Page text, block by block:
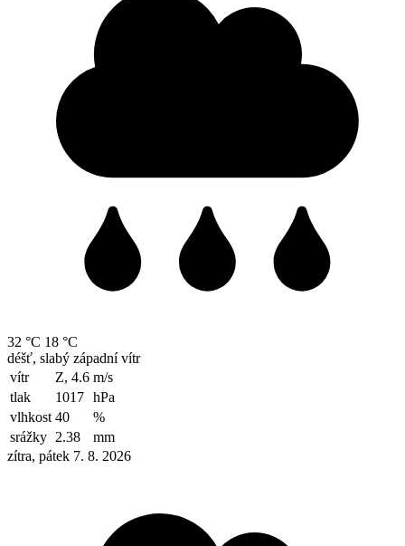
32 °C 18 °C
déšť, slabý západní vítr
vítr
Z, 4.6 m/s
tlak
1017 hPa
vlhkost 40
%
srážky 2.38
mm
zítra, pátek 7. 8. 2026